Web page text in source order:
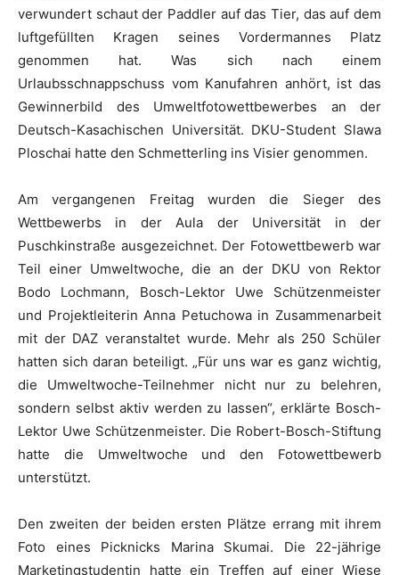
verwundert schaut der Paddler auf das Tier, das auf dem
luftgefüllten Kragen seines Vordermannes Platz
genommen hat. Was sich nach einem
Urlaubsschnappschuss vom Kanufahren anhört, ist das
Gewinnerbild des Umweltfotowettbewerbes an der
Deutsch-Kasachischen Universität. DKU-Student Slawa
Ploschai hatte den Schmetterling ins Visier genommen.
Am vergangenen Freitag wurden die Sieger des
Wettbewerbs in der Aula der Universität in der
Puschkinstraße ausgezeichnet. Der Fotowettbewerb war
Teil einer Umweltwoche, die an der DKU von Rektor
Bodo Lochmann, Bosch-Lektor Uwe Schützenmeister
und Projektleiterin Anna Petuchowa in Zusammenarbeit
mit der DAZ veranstaltet wurde. Mehr als 250 Schüler
hatten sich daran beteiligt. „Für uns war es ganz wichtig,
die Umweltwoche-Teilnehmer nicht nur zu belehren,
sondern selbst aktiv werden zu lassen“, erklärte Bosch-
Lektor Uwe Schützenmeister. Die Robert-Bosch-Stiftung
hatte die Umweltwoche und den Fotowettbewerb
unterstützt.
Den zweiten der beiden ersten Plätze errang mit ihrem
Foto eines Picknicks Marina Skumai. Die 22-jährige
Marketingstudentin hatte ein Treffen auf einer Wiese